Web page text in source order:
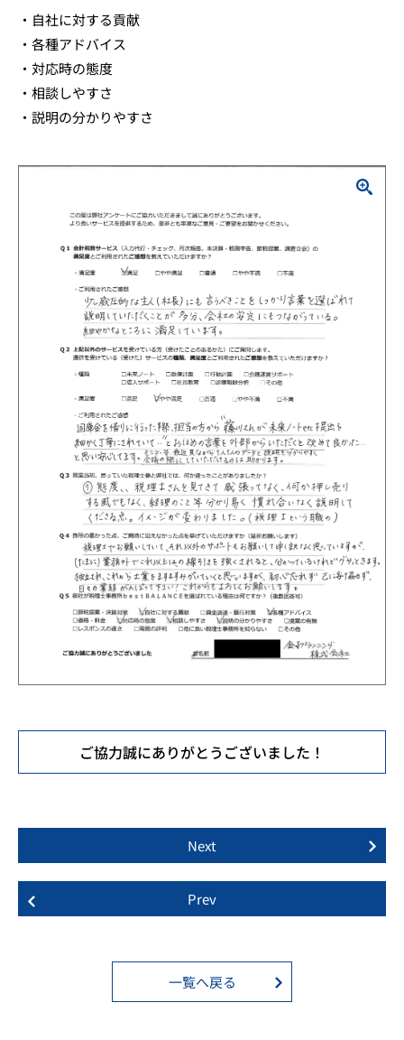
・自社に対する貢献
・各種アドバイス
・対応時の態度
・相談しやすさ
・説明の分かりやすさ
ご協力誠にありがとうございました！
Prev
Next
一覧へ戻る